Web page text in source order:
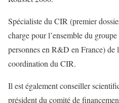
Spécialiste du CIR (premier
charge pour l’ensemble du
personnes en R&D en France) de
coordination du CIR.
Il est également conseiller
président du comité de